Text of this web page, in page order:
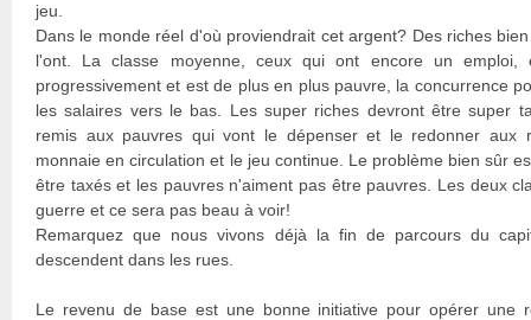
jeu.
Dans le monde réel d'où proviendrait cet argent? Des riches
l'ont. La classe moyenne, ceux qui ont encore un
progressivement et est de plus en plus pauvre, la concurrence
les salaires vers le bas. Les super riches devront être super
remis aux pauvres qui vont le dépenser et le redonner aux
monnaie en circulation et le jeu continue. Le problème bien sûr
être taxés et les pauvres n'aiment pas être pauvres. Les deux
guerre et ce sera pas beau à voir!
Remarquez que nous vivons déjà la fin de parcours du
descendent dans les rues.
Le revenu de base est une bonne initiative pour opérer une